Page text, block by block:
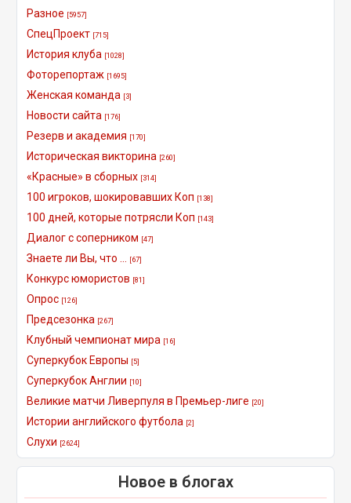
Разное [5957]
СпецПроект [715]
История клуба [1028]
Фоторепортаж [1695]
Женская команда [3]
Новости сайта [176]
Резерв и академия [170]
Историческая викторина [260]
«Красные» в сборных [314]
100 игроков, шокировавших Коп [138]
100 дней, которые потрясли Коп [143]
Диалог с соперником [47]
Знаете ли Вы, что ... [67]
Конкурс юмористов [81]
Опрос [126]
Предсезонка [267]
Клубный чемпионат мира [16]
Суперкубок Европы [5]
Суперкубок Англии [10]
Великие матчи Ливерпуля в Премьер-лиге [20]
Истории английского футбола [2]
Слухи [2624]
Новое в блогах